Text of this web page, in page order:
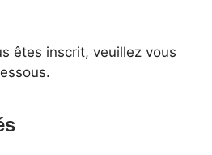
êtes inscrit, veuillez vous